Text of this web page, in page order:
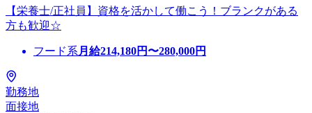
【栄養士/正社員】資格を活かして働こう！ブランクがある
方も歓迎☆
フード系 月給214,180円〜280,000円
勤務地
面接地